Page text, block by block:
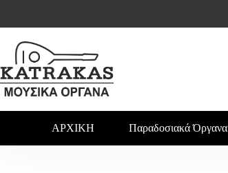
ΑΡΧΙΚΗ Παραδοσιακά Όργανα